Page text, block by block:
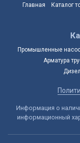
Главная Каталог
Промышленные
Арматура
Информация о
информационный